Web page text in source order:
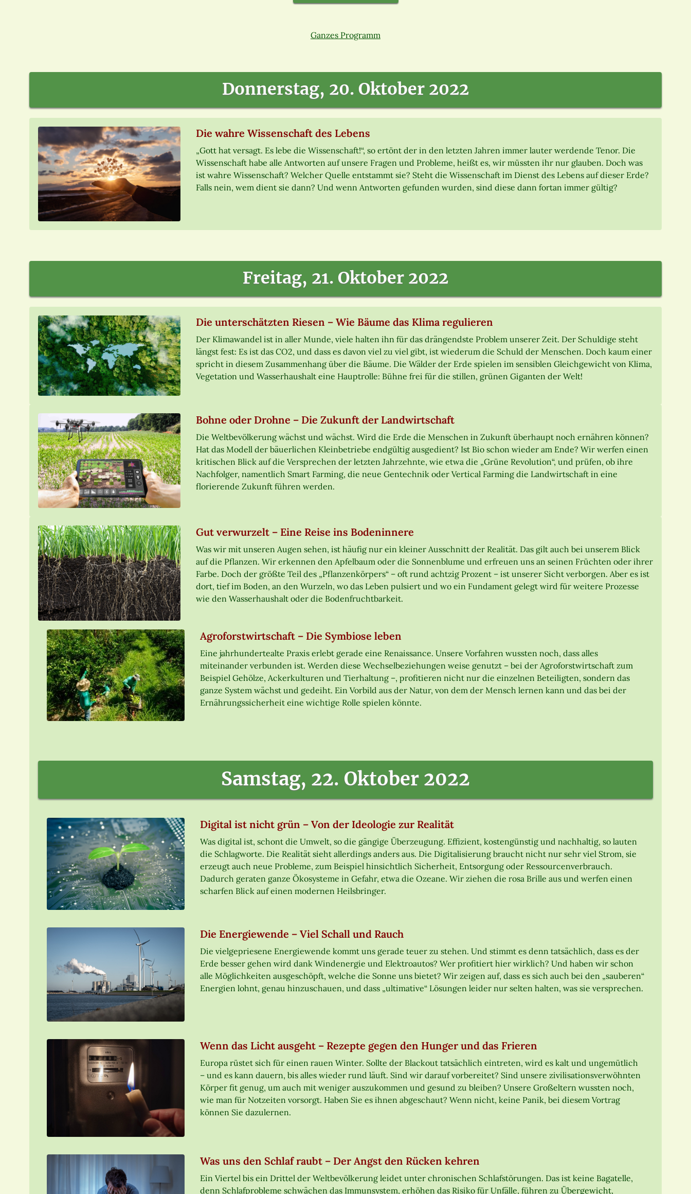
Ganzes Programm
Donnerstag, 20. Oktober 2022
Die wahre Wissenschaft des Lebens
„Gott hat versagt. Es lebe die Wissenschaft!“, so ertönt der in den letzten Jahren immer lauter werdende Tenor. Die
Wissenschaft habe alle Antworten auf unsere Fragen und Probleme, heißt es, wir müssten ihr nur glauben. Doch was
ist wahre Wissenschaft? Welcher Quelle entstammt sie? Steht die Wissenschaft im Dienst des Lebens auf dieser Erde?
Falls nein, wem dient sie dann? Und wenn Antworten gefunden wurden, sind diese dann fortan immer gültig?
Freitag, 21. Oktober 2022
Die unterschätzten Riesen – Wie Bäume das Klima regulieren
Der Klimawandel ist in aller Munde, viele halten ihn für das drängendste Problem unserer Zeit. Der Schuldige steht
längst fest: Es ist das CO2, und dass es davon viel zu viel gibt, ist wiederum die Schuld der Menschen. Doch kaum einer
spricht in diesem Zusammenhang über die Bäume. Die Wälder der Erde spielen im sensiblen Gleichgewicht von Klima,
Vegetation und Wasserhaushalt eine Hauptrolle: Bühne frei für die stillen, grünen Giganten der Welt!
Bohne oder Drohne – Die Zukunft der Landwirtschaft
Die Weltbevölkerung wächst und wächst. Wird die Erde die Menschen in Zukunft überhaupt noch ernähren können?
Hat das Modell der bäuerlichen Kleinbetriebe endgültig ausgedient? Ist Bio schon wieder am Ende? Wir werfen einen
kritischen Blick auf die Versprechen der letzten Jahrzehnte, wie etwa die „Grüne Revolution“, und prüfen, ob ihre
Nachfolger, namentlich Smart Farming, die neue Gentechnik oder Vertical Farming die Landwirtschaft in eine
florierende Zukunft führen werden.
Gut verwurzelt – Eine Reise ins Bodeninnere
Was wir mit unseren Augen sehen, ist häufig nur ein kleiner Ausschnitt der Realität. Das gilt auch bei unserem Blick
auf die Pflanzen. Wir erkennen den Apfelbaum oder die Sonnenblume und erfreuen uns an seinen Früchten oder ihrer
Farbe. Doch der größte Teil des „Pflanzenkörpers“ – oft rund achtzig Prozent – ist unserer Sicht verborgen. Aber es ist
dort, tief im Boden, an den Wurzeln, wo das Leben pulsiert und wo ein Fundament gelegt wird für weitere Prozesse
wie den Wasserhaushalt oder die Bodenfruchtbarkeit.
Agroforstwirtschaft – Die Symbiose leben
Eine jahrhundertealte Praxis erlebt gerade eine Renaissance. Unsere Vorfahren wussten noch, dass alles
miteinander verbunden ist. Werden diese Wechselbeziehungen weise genutzt – bei der Agroforstwirtschaft zum
Beispiel Gehölze, Ackerkulturen und Tierhaltung –, profitieren nicht nur die einzelnen Beteiligten, sondern das
ganze System wächst und gedeiht. Ein Vorbild aus der Natur, von dem der Mensch lernen kann und das bei der
Ernährungssicherheit eine wichtige Rolle spielen könnte.
Samstag, 22. Oktober 2022
Digital ist nicht grün – Von der Ideologie zur Realität
Was digital ist, schont die Umwelt, so die gängige Überzeugung. Effizient, kostengünstig und nachhaltig, so lauten
die Schlagworte. Die Realität sieht allerdings anders aus. Die Digitalisierung braucht nicht nur sehr viel Strom, sie
erzeugt auch neue Probleme, zum Beispiel hinsichtlich Sicherheit, Entsorgung oder Ressourcenverbrauch.
Dadurch geraten ganze Ökosysteme in Gefahr, etwa die Ozeane. Wir ziehen die rosa Brille aus und werfen einen
scharfen Blick auf einen modernen Heilsbringer.
Die Energiewende – Viel Schall und Rauch
Die vielgepriesene Energiewende kommt uns gerade teuer zu stehen. Und stimmt es denn tatsächlich, dass es der
Erde besser gehen wird dank Windenergie und Elektroautos? Wer profitiert hier wirklich? Und haben wir schon
alle Möglichkeiten ausgeschöpft, welche die Sonne uns bietet? Wir zeigen auf, dass es sich auch bei den „sauberen“
Energien lohnt, genau hinzuschauen, und dass „ultimative“ Lösungen leider nur selten halten, was sie versprechen.
Wenn das Licht ausgeht – Rezepte gegen den Hunger und das Frieren
Europa rüstet sich für einen rauen Winter. Sollte der Blackout tatsächlich eintreten, wird es kalt und ungemütlich
– und es kann dauern, bis alles wieder rund läuft. Sind wir darauf vorbereitet? Sind unsere zivilisationsverwöhnten
Körper fit genug, um auch mit weniger auszukommen und gesund zu bleiben? Unsere Großeltern wussten noch,
wie man für Notzeiten vorsorgt. Haben Sie es ihnen abgeschaut? Wenn nicht, keine Panik, bei diesem Vortrag
können Sie dazulernen.
Was uns den Schlaf raubt – Der Angst den Rücken kehren
Ein Viertel bis ein Drittel der Weltbevölkerung leidet unter chronischen Schlafstörungen. Das ist keine Bagatelle,
denn Schlafprobleme schwächen das Immunsystem, erhöhen das Risiko für Unfälle, führen zu Übergewicht,